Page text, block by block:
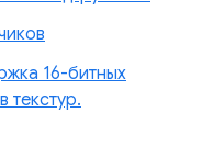
16-битных
текстур.